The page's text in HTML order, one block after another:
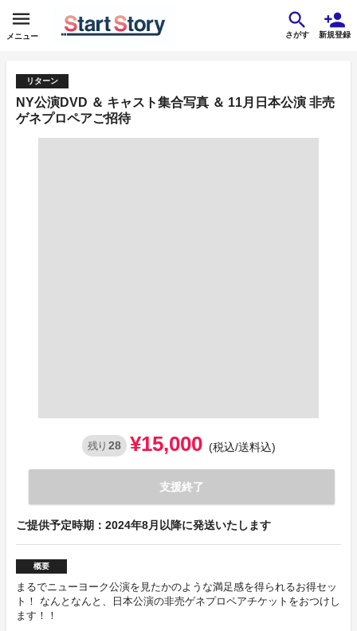
メニュー さがす 新規登録
リターン
NY公演DVD ＆ キャスト集合写真 ＆ 11月日本公演 非売
ゲネプロペアご招待
残り 28 ¥15,000 (税込/送料込)
支援終了
ご提供予定時期：2024年8月以降に発送いたします
概要
まるでニューヨーク公演を見たかのような満足感を得られるお得セッ
ト！ なんとなんと、日本公演の非売ゲネプロペアチケットをおつけし
ます！！